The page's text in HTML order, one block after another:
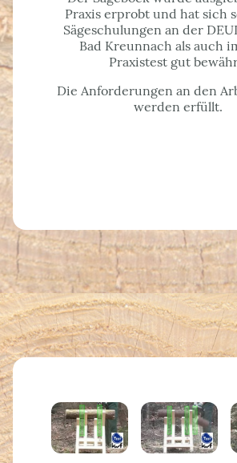
Praxis erprobt und hat sich
Sägeschulungen an der
Bad Kreunnach als auch
Praxistest gut
Die Anforderungen an den
werden erfüllt.